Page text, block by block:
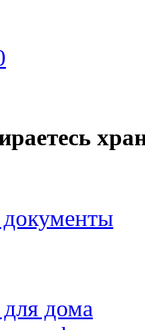
дома